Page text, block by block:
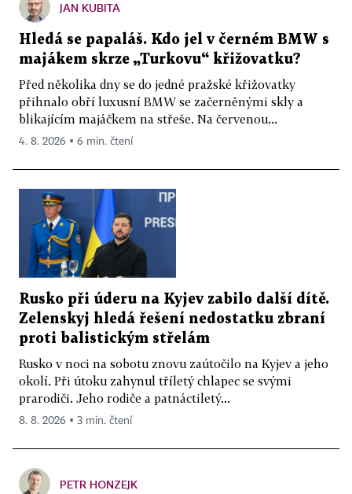
JAN KUBITA
Hledá se papaláš. Kdo jel v černém BMW s
majákem skrze „Turkovu“ křižovatku?
Před několika dny se do jedné pražské křižovatky
přihnalo obří luxusní BMW se začerněnými skly a
blikajícím majáčkem na střeše. Na červenou...
4. 8. 2026 ▪ 6 min. čtení
Rusko při úderu na Kyjev zabilo další dítě.
Zelenskyj hledá řešení nedostatku zbraní
proti balistickým střelám
Rusko v noci na sobotu znovu zaútočilo na Kyjev a jeho
okolí. Při útoku zahynul tříletý chlapec se svými
prarodiči. Jeho rodiče a patnáctiletý...
8. 8. 2026 ▪ 3 min. čtení
PETR HONZEJK